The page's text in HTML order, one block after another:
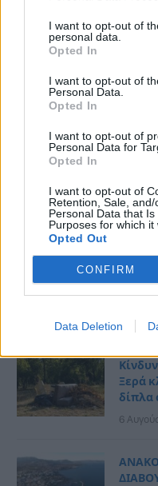
I want to opt-out of
personal data.
Opted In
I want to opt-out of
Personal Data.
Opted In
I want to opt-out of
Personal Data for
Opted In
I want to opt-out of
Retention, Sale,
Personal Data that
Purposes for which it
Opted Out
CONFIRM
Data Deletion
ΤΕΛΕΥΤΑΊΑ ΝΈΑ
Ξερά
δίπλα
6